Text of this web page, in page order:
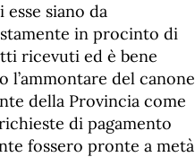
siano da
in procinto di
ricevuti ed è bene
del canone
della Provincia come
di pagamento
fossero pronte a metà